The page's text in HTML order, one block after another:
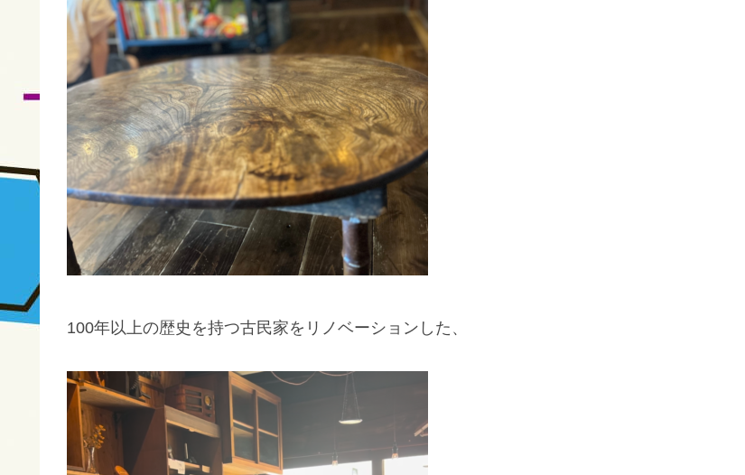
100年以上の歴史を持つ古民家をリノベーションした、